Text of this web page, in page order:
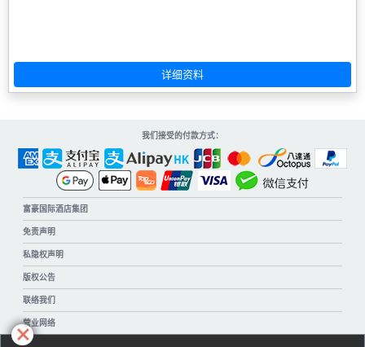
富豪国际酒店集团
免责声明
私隐权声明
版权公告
联络我们
营业网络
我们接受的付款方式：